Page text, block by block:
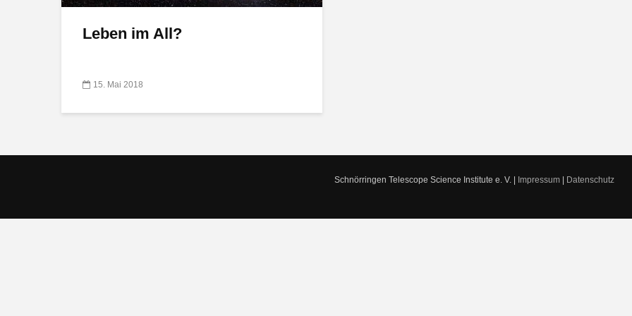
Leben im All?
15. Mai 2018
Schnörringen Telescope Science Institute e. V. | Impressum| Datenschutz